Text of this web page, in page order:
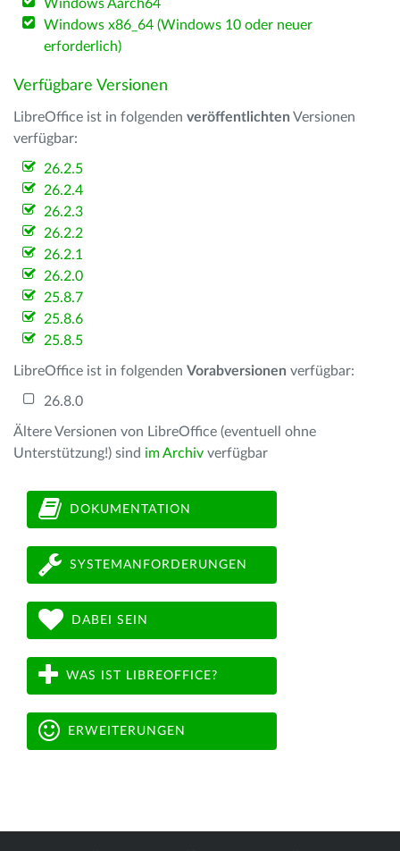
Windows Aarch64
Windows x86_64 (Windows 10 oder neuer
erforderlich)
Verfügbare Versionen
LibreOffice ist in folgenden veröffentlichten Versionen
verfügbar:
26.2.5
26.2.4
26.2.3
26.2.2
26.2.1
26.2.0
25.8.7
25.8.6
25.8.5
LibreOffice ist in folgenden Vorabversionen verfügbar:
26.8.0
Ältere Versionen von LibreOffice (eventuell ohne
Unterstützung!) sind im Archiv verfügbar
DOKUMENTATION
SYSTEMANFORDERUNGEN
DABEI SEIN
WAS IST LIBREOFFICE?
ERWEITERUNGEN